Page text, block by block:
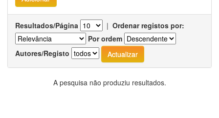
Resultados/Página | Ordenar registos por:
Por ordem
Autores/Registo
A pesquisa não produziu resultados.